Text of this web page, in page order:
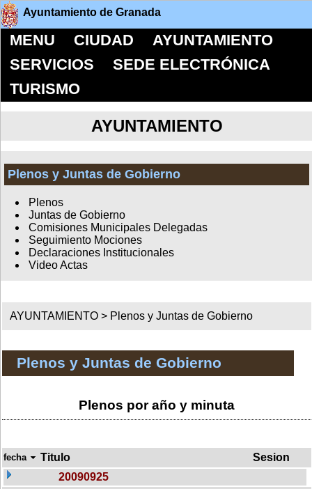
Ayuntamiento de Granada
MENU CIUDAD
AYUNTAMIENTO
SERVICIOS
SEDE ELECTRÓNICA
TURISMO
AYUNTAMIENTO
Plenos y Juntas de Gobierno
Plenos
Juntas de Gobierno
Comisiones Municipales Delegadas
Seguimiento Mociones
Declaraciones Institucionales
Video Actas
AYUNTAMIENTO > Plenos y Juntas de Gobierno
Plenos y Juntas de Gobierno
Plenos por año y minuta
fecha Titulo
Sesion
20090925